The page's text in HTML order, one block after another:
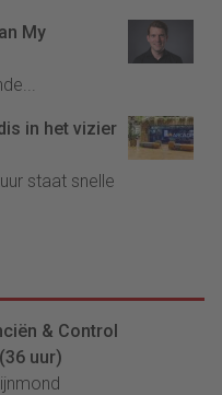
My
in het vizier
staat snelle
& Control
uur)